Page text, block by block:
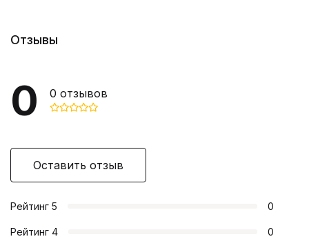
Отзывы
0 0 отзывов
Оставить отзыв
Рейтинг 5 0
Рейтинг 4 0